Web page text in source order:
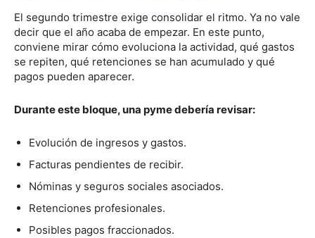
El segundo trimestre exige consolidar el ritmo. Ya no vale
decir que el año acaba de empezar. En este punto,
conviene mirar cómo evoluciona la actividad, qué gastos
se repiten, qué retenciones se han acumulado y qué
pagos pueden aparecer.
Durante este bloque, una pyme debería revisar:
Evolución de ingresos y gastos.
Facturas pendientes de recibir.
Nóminas y seguros sociales asociados.
Retenciones profesionales.
Posibles pagos fraccionados.